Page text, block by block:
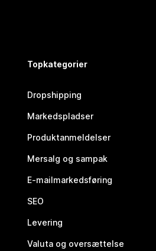
Topkategorier
Dropshipping
Markedspladser
Produktanmeldelser
Mersalg og sampak
E-mailmarkedsføring
SEO
Levering
Valuta og oversættelse